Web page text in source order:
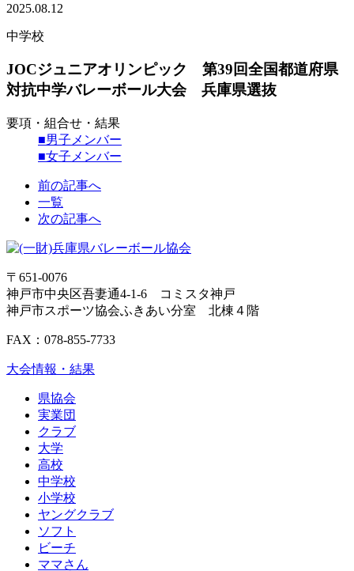
2025.08.12
中学校
JOCジュニアオリンピック 第39回全国都道府県
対抗中学バレーボール大会 兵庫県選抜
要項・組合せ・結果
■男子メンバー
■女子メンバー
前の記事へ
一覧
次の記事へ
〒651-0076
神戸市中央区吾妻通4-1-6 コミスタ神戸
神戸市スポーツ協会ふきあい分室 北棟４階
FAX：078-855-7733
大会情報・結果
県協会
実業団
クラブ
大学
高校
中学校
小学校
ヤングクラブ
ソフト
ビーチ
ママさん